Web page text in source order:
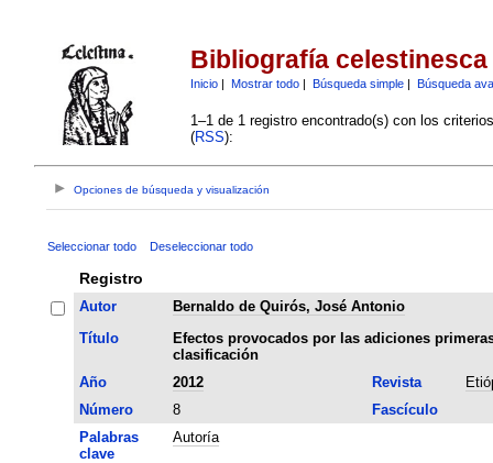
Bibliografía celestinesca
Inicio| Mostrar todo| Búsqueda simple| Búsqueda
1–1 de 1 registro encontrado(s) con los
(RSS):
Opciones de búsqueda y visualización
Seleccionar todo Deseleccionar todo
Registro
Autor
Bernaldo de Quirós, José Antonio
Título
Efectos provocados por las adiciones
clasificación
Año
2012 Revista
Número
8
Fascículo
Palabras
clave
Autoría